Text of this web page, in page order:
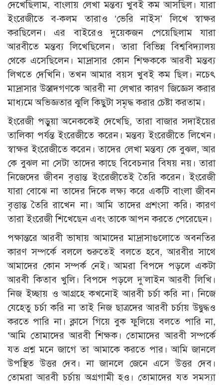
দেখেছিলাম, বাংলায় লেখা মন্তব্য খুবই কম আসছিল। যারা
ইংরেজীতে ব-কলম তারাও ‘ভেরি নাইস’ লিখে স্বাক্ষর
করছিলেন। এর বাইরেও দুয়েকজন পেয়েছিলাম যারা
আরবীতে মন্তব্য লিখেছিলেন। তারা বিভিন্ন বিশ্ববিদ্যালয়
থেকে এসেছিলেন। মাদ্রাসার কোন শিক্ষককে আরবী মন্তব্য
লিখতে দেখিনি। তখন আমার বয়স খুবই কম ছিল। নচেৎ
মাদ্রাসার উস্তাদগণকে আরবী না লেখার কারণ জিজ্ঞেস করার
মাধ্যমে অভিজ্ঞতার ঝুলি কিছুটা সমৃদ্ধ করার চেষ্টা করতাম।
ইংরেজী পড়ুয়া অনেককেই দেখেছি, তারা বাজার সদাইয়ের
তালিকা পর্যন্ত ইংরেজীতে করেন। মন্তব্য ইংরেজীতে লিখেন।
স্বাক্ষর ইংরেজীতে করেন। তাদের লেখা মন্তব্য কে বুঝল, আর
কে বুঝল না সেটা তাদের কাছে বিবেচনার বিষয় নয়। তারা
নিজেদের জীবন বৃত্তান্ত ইংরেজীতেই তৈরি করেন। ইংরেজী
যারা বোঝে না তাদের দিকে লক্ষ্য করে একটি বাংলা জীবন
বৃত্তান্ত তৈরি রাখেন না। আমি তাদের প্রশংসা করি। কারণ
তারা ইংরেজী শিখেছেন এবং তাকে আপন করতে পেরেছেন।
পক্ষান্তরে আরবী ভাষায় আমাদের মাদ্রাসাগুলোতে অবনতির
কারণ সম্পর্কে বললে শুরুতেই বলতে হবে, আরবীর সাথে
আমাদের কোন সম্পর্ক নেই। আমরা বিপদে পড়লে একটা
আরবী কিতাব খুলি। বিপদে পড়লে দু’লাইন আরবী লিখি।
নিজ ইচ্ছায় ও আগ্রহে কখনোই আরবী চর্চা করি না। নিজে
যেহেতু চর্চা করি না তাই নিজ ছাত্রদের আরবী চর্চায় উদ্বুদ্ধও
করতে পারি না। ক্লাসে গিয়ে বুক ফুলিয়ে বলতে পারি না,
‘আমি তোমাদের আরবী শিক্ষক। তোমাদের আরবী সম্পর্কে
যত প্রশ্ন মনে জাগে তা আমাকে করতে পার। আমি জানলে
উপস্থিত উত্তর দেব। না জানলে জেনে এসে উত্তর দেব।
তোমরা আরবী চর্চায় অগ্রগামী হও। তোমাদের যত সমস্যা